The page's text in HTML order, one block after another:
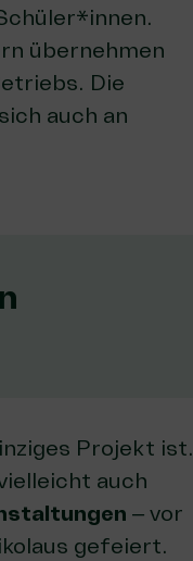
übernehmen
Die
auch an
Projekt ist.
auch
– vor
gefeiert.